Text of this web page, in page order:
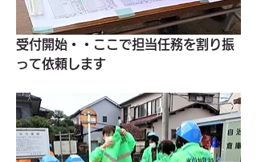
受付開始・・ここで担当任務を割り振
って依頼します